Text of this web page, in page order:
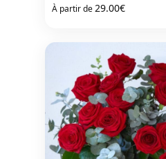
À partir de29.00€